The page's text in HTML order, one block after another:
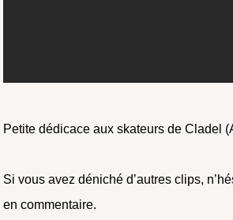
Petite dédicace aux skateurs de Cladel
Si vous avez déniché d’autres clips,
en commentaire.